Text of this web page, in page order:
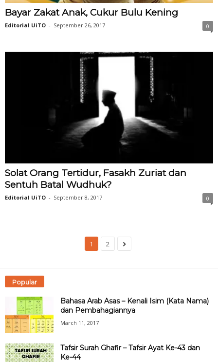
Bayar Zakat Anak, Cukur Bulu Kening
Editorial UiTO - September 26, 2017 0
Solat Orang Tertidur, Fasakh Zuriat dan
Sentuh Batal Wudhuk?
Editorial UiTO - September 8, 2017 0
1 2
Popular
Bahasa Arab Asas – Kenali Isim (Kata Nama)
dan Pembahagiannya
March 11, 2017
Tafsir Surah Ghafir – Tafsir Ayat Ke-43 dan
Ke-44